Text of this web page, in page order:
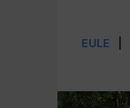
EULE